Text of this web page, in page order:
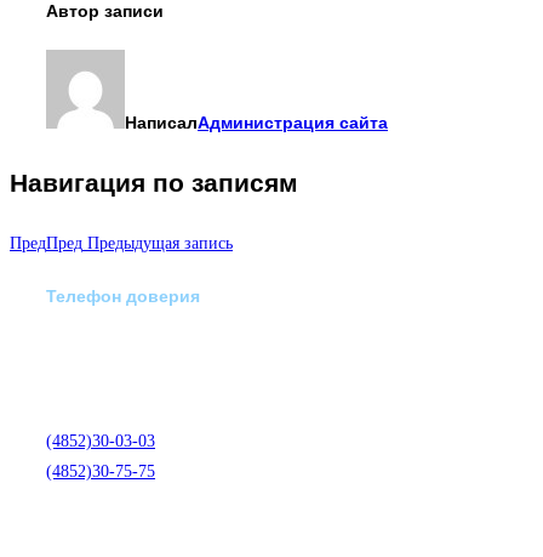
Автор записи
НаписалАдминистрация сайта
Навигация по записям
ПредПред Предыдущая запись
Телефон доверия
(4852)30-03-03
(4852)30-75-75